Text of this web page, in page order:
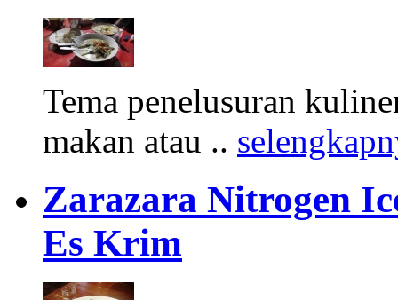
Tema penelusuran
makan atau ..
Zarazara Nitrogen
Es Krim